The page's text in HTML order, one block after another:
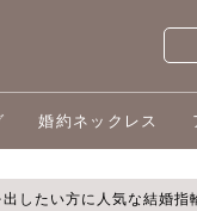
婚約ネックレス
したい方に人気な結婚指